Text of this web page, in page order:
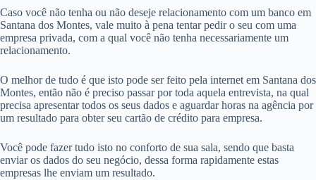
Caso você não tenha ou não deseje relacionamento com um banco em
Santana dos Montes, vale muito à pena tentar pedir o seu com uma
empresa privada, com a qual você não tenha necessariamente um
relacionamento.
O melhor de tudo é que isto pode ser feito pela internet em Santana dos
Montes, então não é preciso passar por toda aquela entrevista, na qual
precisa apresentar todos os seus dados e aguardar horas na agência por
um resultado para obter seu cartão de crédito para empresa.
Você pode fazer tudo isto no conforto de sua sala, sendo que basta
enviar os dados do seu negócio, dessa forma rapidamente estas
empresas lhe enviam um resultado.